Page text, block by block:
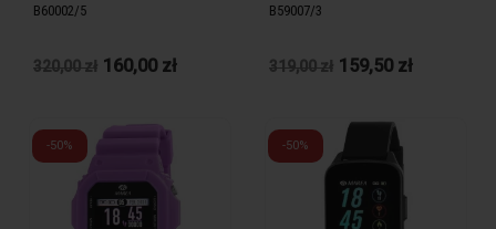
B60002/5
320,00 zł 160,00 zł
B59007/3
319,00 zł 159,50 zł
-50% -50%